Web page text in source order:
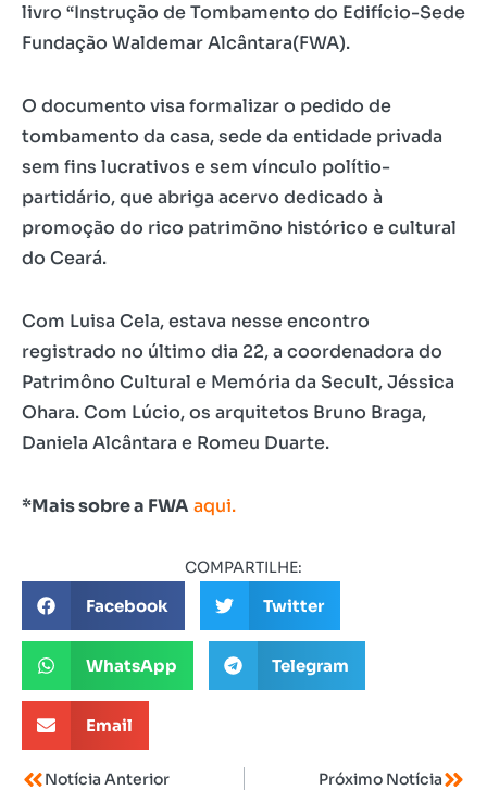
livro “Instrução de Tombamento do Edifício-Sede
Fundação Waldemar Alcântara(FWA).
O documento visa formalizar o pedido de
tombamento da casa, sede da entidade privada
sem fins lucrativos e sem vínculo polítio-
partidário, que abriga acervo dedicado à
promoção do rico patrimõno histórico e cultural
do Ceará.
Com Luisa Cela, estava nesse encontro
registrado no último dia 22, a coordenadora do
Patrimôno Cultural e Memória da Secult, Jéssica
Ohara. Com Lúcio, os arquitetos Bruno Braga,
Daniela Alcântara e Romeu Duarte.
*Mais sobre a FWAaqui.
COMPARTILHE:
Facebook Twitter
WhatsApp Telegram
Email
Notícia Anterior Próximo Notícia